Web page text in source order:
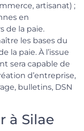
artisanat) ;
en
de la paie.
les bases du
la paie. À l’issue
sera capable de
d’entreprise,
bulletins, DSN
à Silae